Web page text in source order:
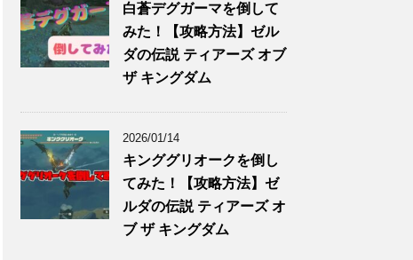
白蒼デグガーマを倒して
みた！【攻略方法】ゼル
ダの伝説 ティアーズ オブ
ザ キングダム
2026/01/14
キンググリオークを倒し
てみた！【攻略方法】ゼ
ルダの伝説 ティアーズ オ
ブ ザ キングダム